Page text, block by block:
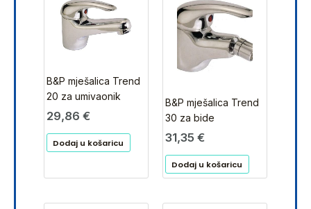
B&P mješalica Trend
20 za umivaonik
29,86 €
Dodaj u košaricu
B&P mješalica Trend
30 za bide
31,35 €
Dodaj u košaricu